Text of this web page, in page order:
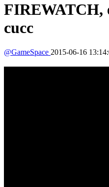
FIREWATCH,
cucc
@GameSpace 2015-06-16